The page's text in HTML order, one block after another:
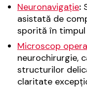
Neuronavigație:
asistată de
sporită în
Microscop
neurochirurgie,
structurilor
claritate